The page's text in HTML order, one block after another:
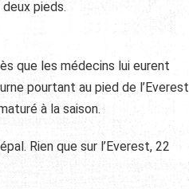
pieds.
que les médecins lui eurent
pourtant au pied de l’Everest
à la saison.
Rien que sur l’Everest, 22